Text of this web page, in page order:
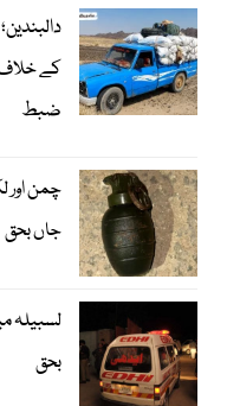
ضبط
جاں بحق
بحق